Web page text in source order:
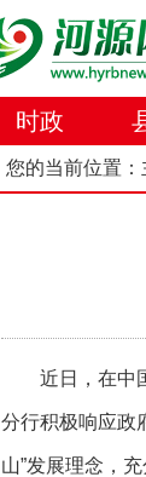
时政
您的当前位置：
近日，在中
分行积极响应政
山”发展理念，